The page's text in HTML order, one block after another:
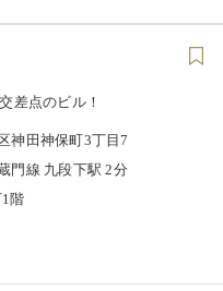
差点のビル！
神田神保町3丁目7
門線 九段下駅 2分
階